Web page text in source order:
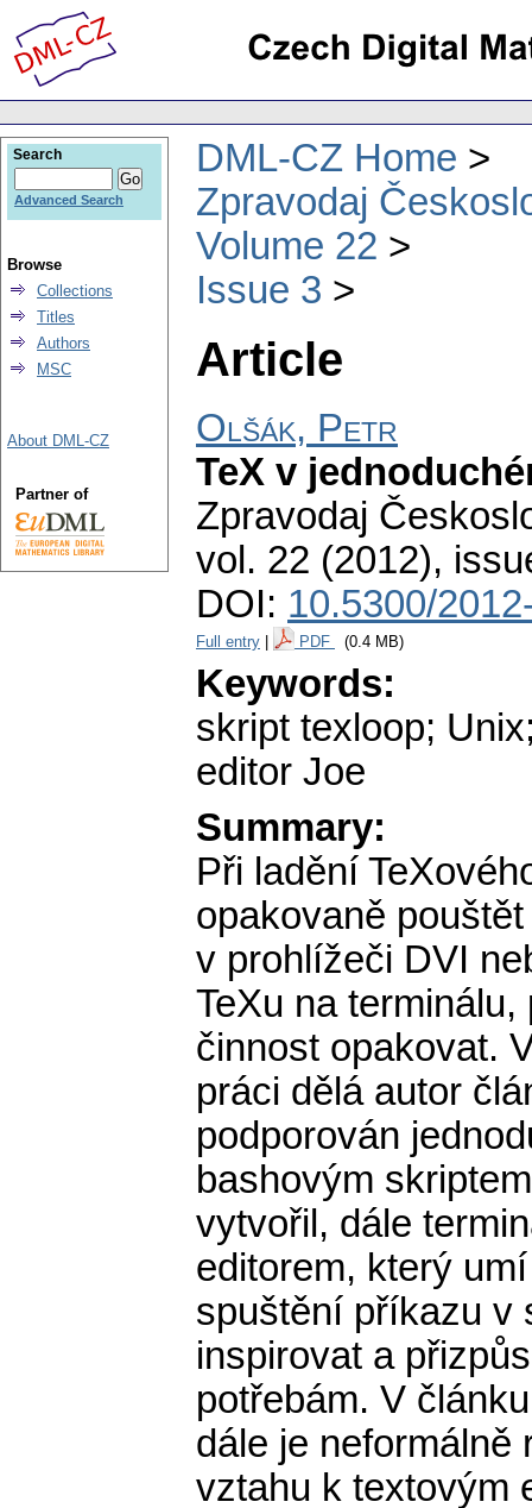
DML-CZ Home
Zpravodaj
Volume 22
Issue 3
Article
Olšák, Petr
TeX v
Zpravodaj
vol. 22 (2012),
DOI: 10.5300/
Full entry PDF (0.4 MB)
Keywords:
skript texloop;
editor Joe
Summary:
Při ladění
opakovaně
v prohlížeči DVI
TeXu na
činnost opakovat.
práci dělá autor
podporován
bashovým
vytvořil, dále
editorem, který
spuštění příkazu v
inspirovat a
potřebám. V
dále je neformálně
vztahu k textovým
Search
Advanced Search
Browse
Collections
Titles
Authors
MSC
About DML-CZ
Partner of